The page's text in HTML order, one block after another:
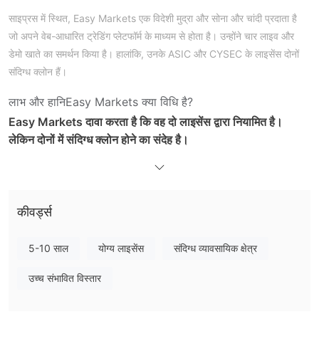
साइप्रस में स्थित, Easy Markets एक विदेशी मुद्रा और सोना और चांदी प्रदाता है
जो अपने वेब-आधारित ट्रेडिंग प्लेटफॉर्म के माध्यम से होता है। उन्होंने चार लाइव और
डेमो खाते का समर्थन किया है। हालांकि, उनके ASIC और CYSEC के लाइसेंस दोनों
संदिग्ध क्लोन हैं।
लाभ और हानिEasy Markets क्या विधि है?
Easy Markets दावा करता है कि वह दो लाइसेंस द्वारा नियामित है।
लेकिन दोनों में संदिग्ध क्लोन होने का संदेह है।
मेकिंग (MM), लाइसेंस नंबर: 079/07)
सोने और चांदी और विदेशी मुद्रा
करता है।
कीवर्ड्स
5-10 साल योग्य लाइसेंस संदिग्ध व्यावसायिक क्षेत्र
उच्च संभावित विस्तार